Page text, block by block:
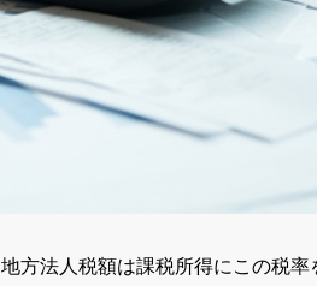
方法人税額は課税所得にこの税率